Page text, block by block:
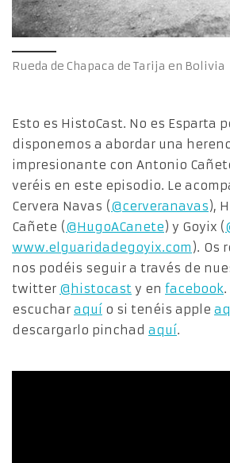
Rueda de Chapaca de Tarija en Bolivia
Esto es HistoCast. No es Esparta
disponemos a abordar una
impresionante con Antonio
veréis en este episodio. Le
Cervera Navas (@cerveranavas),
Cañete (@HugoACanete) y Goyix (
www.elguaridadegoyix.com ). Os
nos podéis seguir a través de
twitter @histocast y en facebook
escuchar aquí o si tenéis apple
descargarlo pinchad aquí.